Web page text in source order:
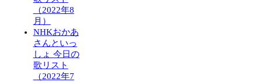
（2022年8
月）
NHKおかあ
さんといっ
しょ 今日の
歌リスト
（2022年7